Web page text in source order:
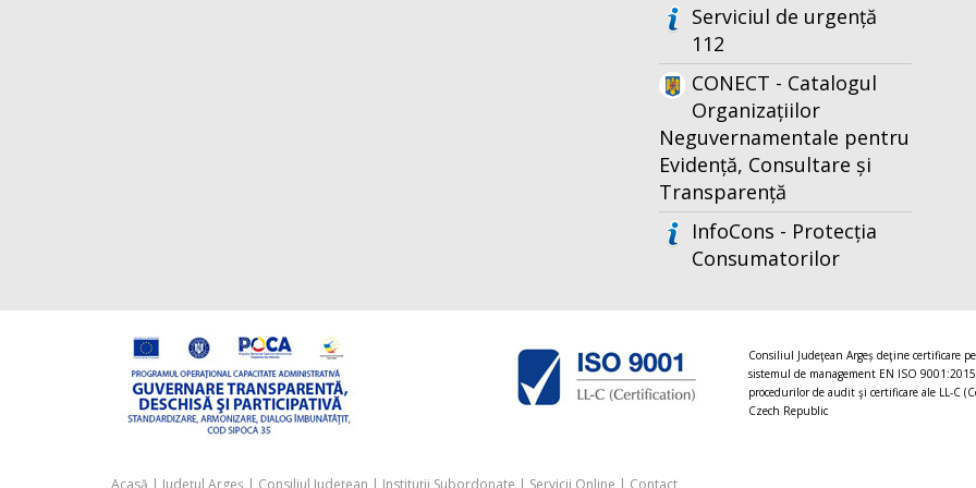
Serviciul de urgență
112
CONECT - Catalogul
Organizațiilor
Neguvernamentale pentru
Evidență, Consultare și
Transparență
InfoCons - Protecția
Consumatorilor
Consiliul Judeţean Argeș deţine certificare
sistemul de management EN ISO
procedurilor de audit şi certificare ale LL-C
Czech Republic
Acasă | Județul Argeș | Consiliul Județean | Instituții Subordonate | Servicii Online | Contact